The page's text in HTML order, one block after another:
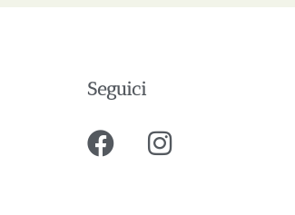
Seguici